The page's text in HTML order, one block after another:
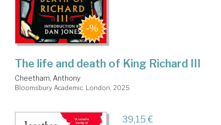
The life and death of King Richard III
Cheetham, Anthony
Bloomsbury Academic. London, 2025
39,15 €